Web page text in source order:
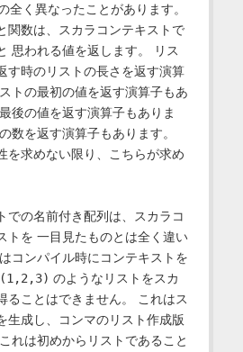
全く異なったことがあります。
関数は、スカラコンテキストで
思われる値を返します。 リス
す時のリストの長さを返す演算
トの最初の値を返す演算子もあ
後の値を返す演算子もありま
数を返す演算子もあります。
を求めない限り、こちらが求め
での名前付き配列は、スカラコ
トを 一目見たものとは全く違い
コンパイル時にコンテキストを
(1,2,3) のようなリストをスカ
ることはできません。 これはス
生成し、コンマのリスト作成版
れは初めからリストであること